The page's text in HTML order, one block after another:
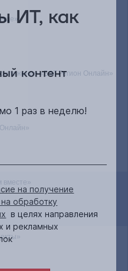
«БФТ.Регион Онлайн»
вместе»
ИТ, как
контент
1 раз в неделю!
на получение
обработку
в целях направления
и рекламных